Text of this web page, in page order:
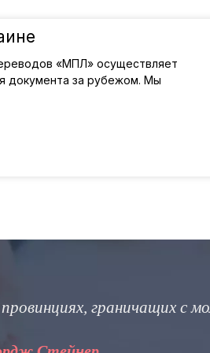
«МПЛ» осуществляет
документа за рубежом. Мы
граничащих с